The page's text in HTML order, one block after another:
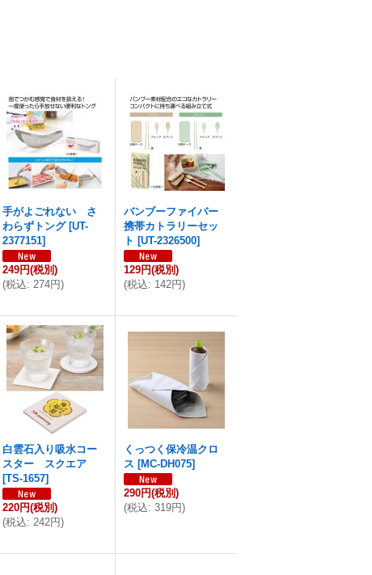
手がよごれない さ
わらずトング [UT-
2377151]
249円(税別)
(税込: 274円)
バンブーファイバー
携帯カトラリーセッ
ト [UT-2326500]
129円(税別)
(税込: 142円)
白雲石入り吸水コー
スター スクエア
[TS-1657]
220円(税別)
(税込: 242円)
くっつく保冷温クロ
ス [MC-DH075]
290円(税別)
(税込: 319円)